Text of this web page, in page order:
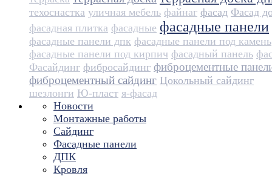
техоснастка уличная мебель файнаг фасад Фасад
фасадная плитка фасадные фасадные панели
фасадные панели дпк фасадные панели под камень
фасадные панели под кирпич фасадный панель
Фасайдинг фибросайдинг фиброцементные
фиброцементный сайдинг Цокольный сайдинг
шезлонги Ю-пласт я-фасад
Новости
Монтажные работы
Сайдинг
Фасадные панели
ДПК
Кровля